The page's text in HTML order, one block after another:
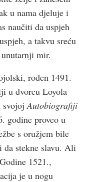
u nama djeluje i
naučiti da uspjeh
a takvu sreću
mir.
rođen 1491.
u dvorcu Loyola
svojojAutobiografiji
godine proveo u
s oružjem bile
da stekne slavu. Ali
1521.,
je u nogu